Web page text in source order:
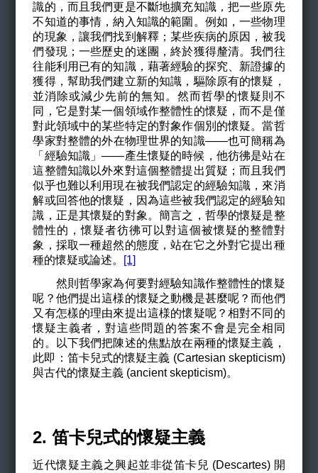
識的，而且我們更是不斷地擴充知識，把一些原先
不知道的事情，納入知識的範圍。例如，一些物理
的現象，讓我們找到解釋；某些疾病的原因，被我
們發現；一些歷史的迷團，終於獲得釐清。我們往
往能利用已有的知識，藉著經驗的探究、新證據的
獲得，幫助我們建立新的知識，驅除原有的懷疑，
並消除或減少先前的無知。然而哲學的懷疑則不
同，它是對某一個領域作整體性的懷疑，而不是僅
對此領域中的某些特定的對象作個別的懷疑。當哲
學家對整體的外在物理世界的知識——也可簡稱為
「經驗知識」——產生懷疑的時候，他彷彿是站在
這整體知識以外來對這個整體提出質疑；而且我們
似乎也難以利用現在被我們認定的經驗知識，來消
解或回答他的懷疑，因為這些被我們認定的經驗知
識，正是其懷疑的對象。簡言之，哲學的懷疑是整
體性的，懷疑者彷彿可以對這個被懷疑的整體對
象，採取一種超然的態度，站在它之外對它提出種
種的懷疑或論述。 [1]
然則哲學家為何要對經驗知識作整體性的懷疑
呢？他們提出這様的懷疑之動機是甚麼呢？而他們
又有怎樣的理由來提出這様的懷疑呢？相對不同的
懷疑主義者，對這些問題的答案不會是完全相同
的。以下我們把陳述的焦點放在兩種的懷疑主義，
此即：笛卡兒式的懷疑主義 (Cartesian skepticism)
與古代的懷疑主義 (ancient skepticism)。
2. 笛卡兒式的懷疑主義
近代懷疑主義之興起並非從笛卡兒 (Descartes) 開